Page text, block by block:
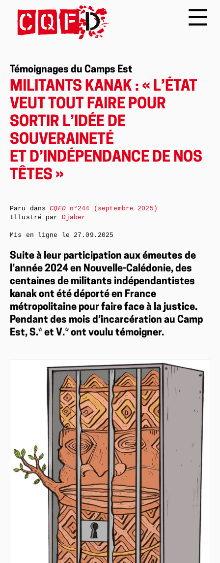
Témoignages du Camps Est
MILITANTS KANAK : « L’ÉTAT
VEUT TOUT FAIRE POUR
SORTIR L’IDÉE DE
SOUVERAINETÉ
ET D’INDÉPENDANCE DE NOS
TÊTES »
Suite à leur participation aux émeutes de
l’année 2024 en Nouvelle-Calédonie, des
centaines de militants indépendantistes
kanak ont été déporté en France
métropolitaine pour faire face à la justice.
Pendant des mois d’incarcération au Camp
Est, S.* et V.* ont voulu témoigner.
Paru dansCQFDn°244 (septembre 2025)
Illustré par Djaber
Mis en ligne le 27.09.2025